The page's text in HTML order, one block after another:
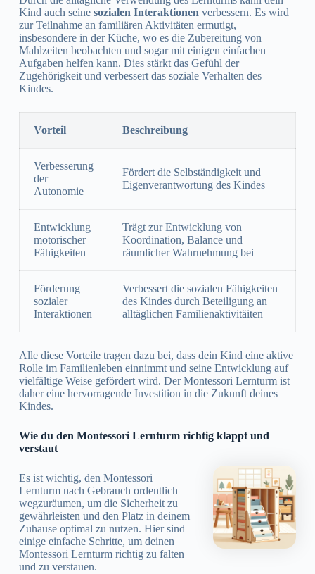
Kind auch seine sozialen Interaktionen verbessern. Es wird
zur Teilnahme an familiären Aktivitäten ermutigt,
insbesondere in der Küche, wo es die Zubereitung von
Mahlzeiten beobachten und sogar mit einigen einfachen
Aufgaben helfen kann. Dies stärkt das Gefühl der
Zugehörigkeit und verbessert das soziale Verhalten des
Kindes.
Vorteil Beschreibung
Verbesserung
der
Autonomie
Fördert die Selbständigkeit und
Eigenverantwortung des Kindes
Entwicklung
motorischer
Fähigkeiten
Trägt zur Entwicklung von
Koordination, Balance und
räumlicher Wahrnehmung bei
Förderung
sozialer
Interaktionen
Verbessert die sozialen Fähigkeiten
des Kindes durch Beteiligung an
alltäglichen Familienaktivitäiten
Alle diese Vorteile tragen dazu bei, dass dein Kind eine aktive
Rolle im Familienleben einnimmt und seine Entwicklung auf
vielfältige Weise gefördert wird. Der Montessori Lernturm ist
daher eine hervorragende Investition in die Zukunft deines
Kindes.
Wie du den Montessori Lernturm richtig klappt und
verstaut
Es ist wichtig, den Montessori
Lernturm nach Gebrauch ordentlich
wegzuräumen, um die Sicherheit zu
gewährleisten und den Platz in deinem
Zuhause optimal zu nutzen. Hier sind
einige einfache Schritte, um deinen
Montessori Lernturm richtig zu falten
und zu verstauen.